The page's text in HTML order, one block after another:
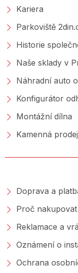
Kariera
Parkoviště
Historie
Naše sklady v
Náhradní auto
Konfigurátor
Montážní dílna
Kamenná
Doprava a
Proč
Reklamace a
Oznámení o
Ochrana